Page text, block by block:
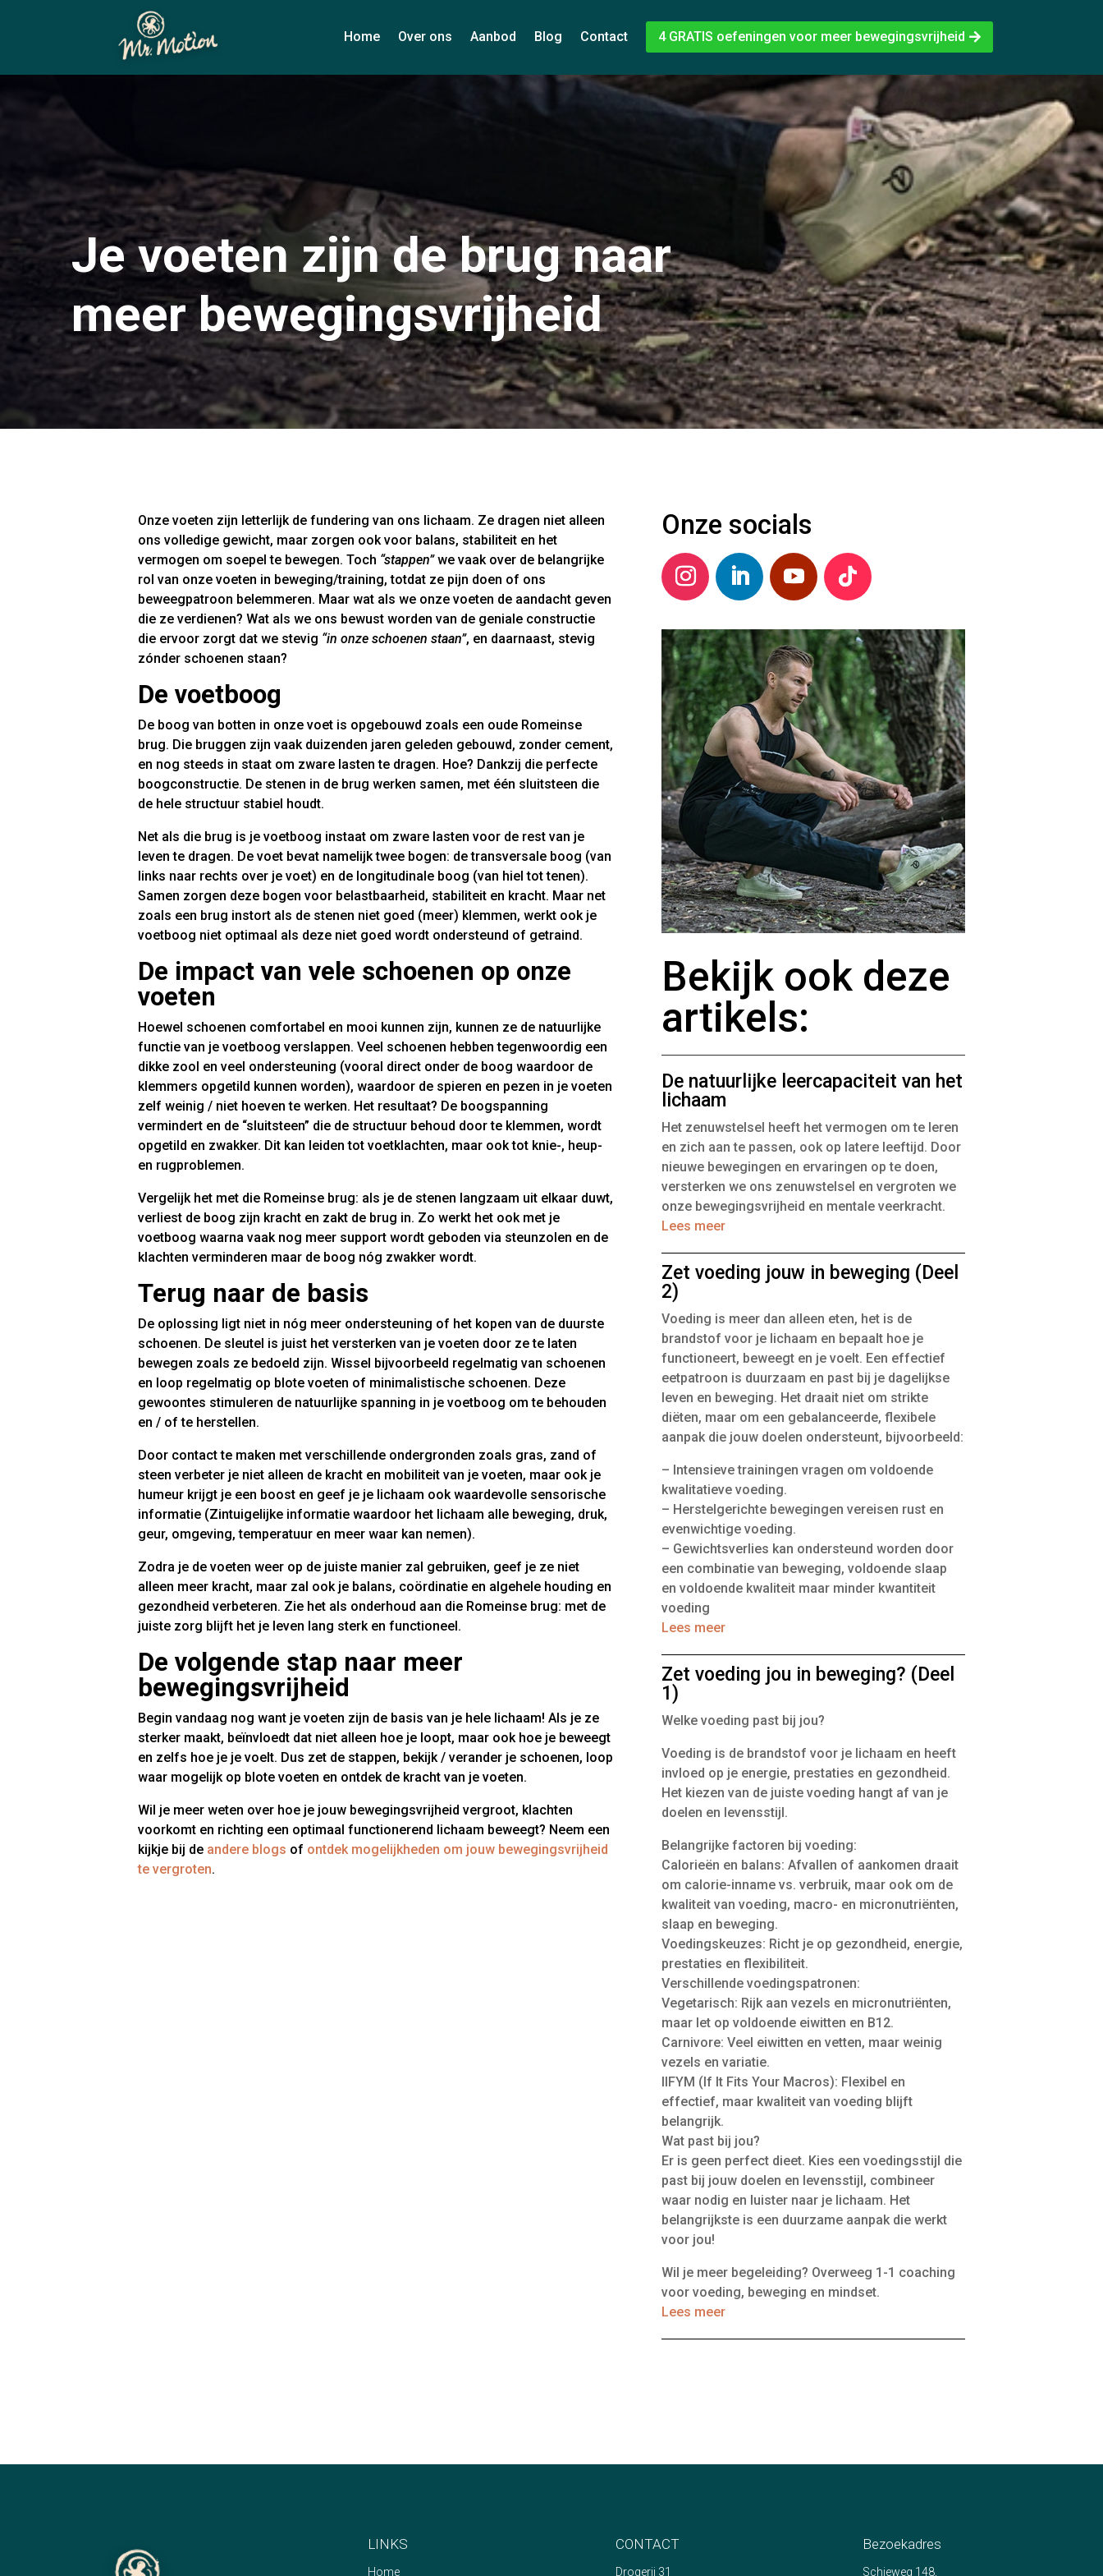
Home Over ons Aanbod Blog Contact 4 GRATIS oefeningen voor meer bewegingsvrijheid
Je voeten zijn de brug naar
meer bewegingsvrijheid
Onze voeten zijn letterlijk de fundering van ons lichaam. Ze dragen niet alleen
ons volledige gewicht, maar zorgen ook voor balans, stabiliteit en het
vermogen om soepel te bewegen. Toch “stappen”we vaak over de belangrijke
rol van onze voeten in beweging/training, totdat ze pijn doen of ons
beweegpatroon belemmeren. Maar wat als we onze voeten de aandacht geven
die ze verdienen? Wat als we ons bewust worden van de geniale constructie
die ervoor zorgt dat we stevig “in onze schoenen staan”, en daarnaast, stevig
zónder schoenen staan?
De voetboog
De boog van botten in onze voet is opgebouwd zoals een oude Romeinse
brug. Die bruggen zijn vaak duizenden jaren geleden gebouwd, zonder cement,
en nog steeds in staat om zware lasten te dragen. Hoe? Dankzij die perfecte
boogconstructie. De stenen in de brug werken samen, met één sluitsteen die
de hele structuur stabiel houdt.
Net als die brug is je voetboog instaat om zware lasten voor de rest van je
leven te dragen. De voet bevat namelijk twee bogen: de transversale boog (van
links naar rechts over je voet) en de longitudinale boog (van hiel tot tenen).
Samen zorgen deze bogen voor belastbaarheid, stabiliteit en kracht. Maar net
zoals een brug instort als de stenen niet goed (meer) klemmen, werkt ook je
voetboog niet optimaal als deze niet goed wordt ondersteund of getraind.
De impact van vele schoenen op onze
voeten
Hoewel schoenen comfortabel en mooi kunnen zijn, kunnen ze de natuurlijke
functie van je voetboog verslappen. Veel schoenen hebben tegenwoordig een
dikke zool en veel ondersteuning (vooral direct onder de boog waardoor de
klemmers opgetild kunnen worden), waardoor de spieren en pezen in je voeten
zelf weinig / niet hoeven te werken. Het resultaat? De boogspanning
vermindert en de “sluitsteen” die de structuur behoud door te klemmen, wordt
opgetild en zwakker. Dit kan leiden tot voetklachten, maar ook tot knie-, heup-
en rugproblemen.
Vergelijk het met die Romeinse brug: als je de stenen langzaam uit elkaar duwt,
verliest de boog zijn kracht en zakt de brug in. Zo werkt het ook met je
voetboog waarna vaak nog meer support wordt geboden via steunzolen en de
klachten verminderen maar de boog nóg zwakker wordt.
Terug naar de basis
De oplossing ligt niet in nóg meer ondersteuning of het kopen van de duurste
schoenen. De sleutel is juist het versterken van je voeten door ze te laten
bewegen zoals ze bedoeld zijn. Wissel bijvoorbeeld regelmatig van schoenen
en loop regelmatig op blote voeten of minimalistische schoenen. Deze
gewoontes stimuleren de natuurlijke spanning in je voetboog om te behouden
en / of te herstellen.
Door contact te maken met verschillende ondergronden zoals gras, zand of
steen verbeter je niet alleen de kracht en mobiliteit van je voeten, maar ook je
humeur krijgt je een boost en geef je je lichaam ook waardevolle sensorische
informatie (Zintuigelijke informatie waardoor het lichaam alle beweging, druk,
geur, omgeving, temperatuur en meer waar kan nemen).
Zodra je de voeten weer op de juiste manier zal gebruiken, geef je ze niet
alleen meer kracht, maar zal ook je balans, coördinatie en algehele houding en
gezondheid verbeteren. Zie het als onderhoud aan die Romeinse brug: met de
juiste zorg blijft het je leven lang sterk en functioneel.
De volgende stap naar meer
bewegingsvrijheid
Begin vandaag nog want je voeten zijn de basis van je hele lichaam! Als je ze
sterker maakt, beïnvloedt dat niet alleen hoe je loopt, maar ook hoe je beweegt
en zelfs hoe je je voelt. Dus zet de stappen, bekijk / verander je schoenen, loop
waar mogelijk op blote voeten en ontdek de kracht van je voeten.
Wil je meer weten over hoe je jouw bewegingsvrijheid vergroot, klachten
voorkomt en richting een optimaal functionerend lichaam beweegt? Neem een
kijkje bij de andere blogs of ontdek mogelijkheden om jouw bewegingsvrijheid
te vergroten.
Onze socials
Bekijk ook deze
artikels:
De natuurlijke leercapaciteit van het
lichaam
Het zenuwstelsel heeft het vermogen om te leren
en zich aan te passen, ook op latere leeftijd. Door
nieuwe bewegingen en ervaringen op te doen,
versterken we ons zenuwstelsel en vergroten we
onze bewegingsvrijheid en mentale veerkracht.
Lees meer
Zet voeding jouw in beweging (Deel
2)
Voeding is meer dan alleen eten, het is de
brandstof voor je lichaam en bepaalt hoe je
functioneert, beweegt en je voelt. Een effectief
eetpatroon is duurzaam en past bij je dagelijkse
leven en beweging. Het draait niet om strikte
diëten, maar om een gebalanceerde, flexibele
aanpak die jouw doelen ondersteunt, bijvoorbeeld:
– Intensieve trainingen vragen om voldoende
kwalitatieve voeding.
– Herstelgerichte bewegingen vereisen rust en
evenwichtige voeding.
– Gewichtsverlies kan ondersteund worden door
een combinatie van beweging, voldoende slaap
en voldoende kwaliteit maar minder kwantiteit
voeding
Lees meer
Zet voeding jou in beweging? (Deel
1)
Welke voeding past bij jou?
Voeding is de brandstof voor je lichaam en heeft
invloed op je energie, prestaties en gezondheid.
Het kiezen van de juiste voeding hangt af van je
doelen en levensstijl.
Belangrijke factoren bij voeding:
Calorieën en balans: Afvallen of aankomen draait
om calorie-inname vs. verbruik, maar ook om de
kwaliteit van voeding, macro- en micronutriënten,
slaap en beweging.
Voedingskeuzes: Richt je op gezondheid, energie,
prestaties en flexibiliteit.
Verschillende voedingspatronen:
Vegetarisch: Rijk aan vezels en micronutriënten,
maar let op voldoende eiwitten en B12.
Carnivore: Veel eiwitten en vetten, maar weinig
vezels en variatie.
IIFYM (If It Fits Your Macros): Flexibel en
effectief, maar kwaliteit van voeding blijft
belangrijk.
Wat past bij jou?
Er is geen perfect dieet. Kies een voedingsstijl die
past bij jouw doelen en levensstijl, combineer
waar nodig en luister naar je lichaam. Het
belangrijkste is een duurzame aanpak die werkt
voor jou!
Wil je meer begeleiding? Overweeg 1-1 coaching
voor voeding, beweging en mindset.
Lees meer
LINKS
Home
CONTACT
Drogerij 31
Bezoekadres
Schieweg 148,